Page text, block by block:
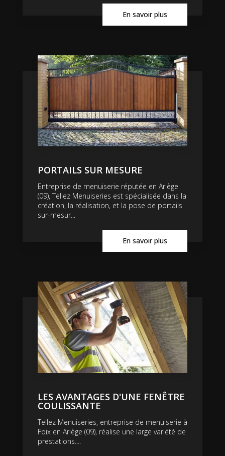
En savoir plus
PORTAILS SUR MESURE
Entreprise de menuiserie réputée en Ariège
(09), Tellez Menuiseries est spécialisée dans la
création, la réalisation, et la pose de portails
sur-mesur...
En savoir plus
LES AVANTAGES D'UNE FENÊTRE
COULISSANTE
Tellez Menuiseries, entreprise de menuiserie à
Foix en Ariège (09), réalise une large variété de
prestations....